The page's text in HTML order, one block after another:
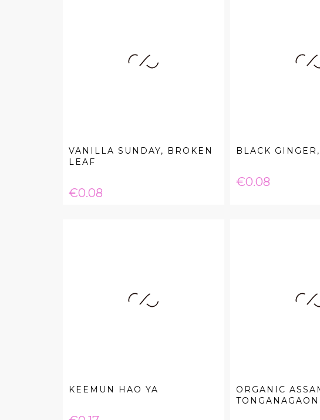
VANILLA SUNDAY, BROKEN
LEAF
Price
€0.08
BLACK
Price
€0.08
KEEMUN HAO YA
ORGANIC
TONGANAGAON